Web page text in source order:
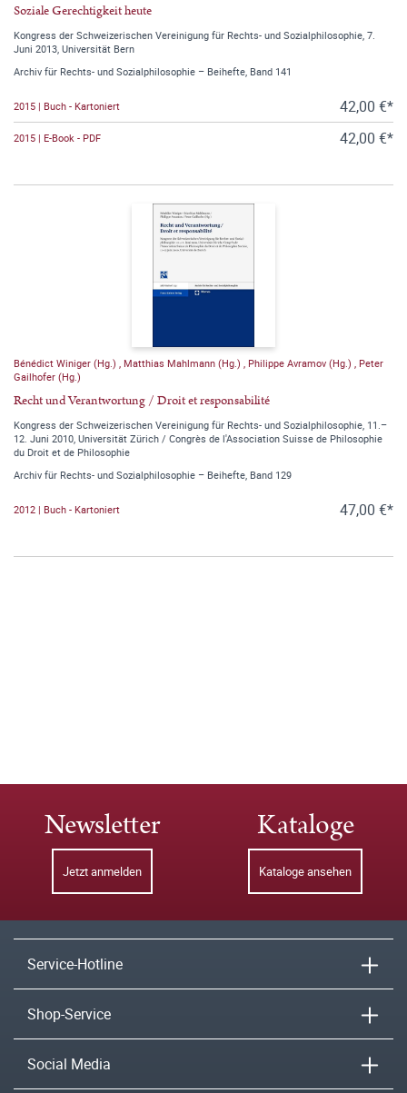
Soziale Gerechtigkeit heute
Kongress der Schweizerischen Vereinigung für Rechts- und Sozialphilosophie, 7.
Juni 2013, Universität Bern
Archiv für Rechts- und Sozialphilosophie – Beihefte, Band 141
2015 | Buch - Kartoniert 42,00 €*
2015 | E-Book - PDF 42,00 €*
Bénédict Winiger (Hg.) Matthias Mahlmann (Hg.) Philippe Avramov (Hg.)
Peter
Gailhofer (Hg.)
Recht und Verantwortung / Droit et responsabilité
Kongress der Schweizerischen Vereinigung für Rechts- und Sozialphilosophie, 11.–
12. Juni 2010, Universität Zürich / Congrès de l'Association Suisse de Philosophie
du Droit et de Philosophie
Archiv für Rechts- und Sozialphilosophie – Beihefte, Band 129
2012 | Buch - Kartoniert 47,00 €*
Newsletter
Jetzt anmelden
Kataloge
Kataloge ansehen
Service-Hotline
Shop-Service
Social Media